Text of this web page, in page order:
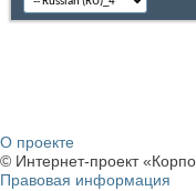
О проекте
© Интернет-проект
Правовая информация